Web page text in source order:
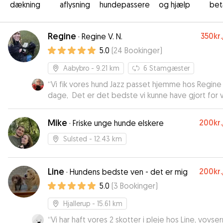
dækning
aflysning
hundepassere
og hjælp
Regine · Regine V. N. 350kr.
5.0 (24 Bookinger)
Aabybro - 9.21 km 6 Stamgæster
“Vi fik vores hund Jazz passet hjemme hos Regine
dage, Det er det bedste vi kunne have gjort for
hund, jeg kunne tydelig mærke ved mit første møde at
Regine har en fantastisk tag på hunde og et
hunde hjerte . Jazz blev inviteret med ind i hendes
hjem med det samme og indgik på lige for med
hvor vi løbende fik billeder og information om
det gik . Tusind tak til Regine for det omsorg hun
givet Jazz . Det er ikke den sidste gang jeg vil
Mike · Friske unge hunde elskere 200kr.
Sulsted - 12.43 km
Line · Hundens bedste ven - det er mig 200kr.
5.0 (3 Bookinger)
Hjallerup - 15.61 km
“Vi har haft vores 2 skotter i pleje hos Line,